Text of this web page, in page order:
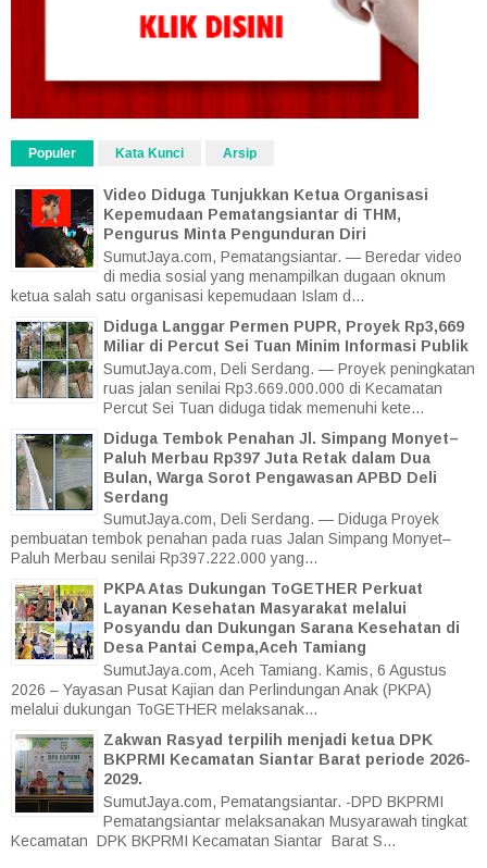
Populer Kata Kunci Arsip
Video Diduga Tunjukkan Ketua Organisasi
Kepemudaan Pematangsiantar di THM,
Pengurus Minta Pengunduran Diri
SumutJaya.com, Pematangsiantar. — Beredar video
di media sosial yang menampilkan dugaan oknum
ketua salah satu organisasi kepemudaan Islam d...
Diduga Langgar Permen PUPR, Proyek Rp3,669
Miliar di Percut Sei Tuan Minim Informasi Publik
SumutJaya.com, Deli Serdang. — Proyek peningkatan
ruas jalan senilai Rp3.669.000.000 di Kecamatan
Percut Sei Tuan diduga tidak memenuhi kete...
Diduga Tembok Penahan Jl. Simpang Monyet–
Paluh Merbau Rp397 Juta Retak dalam Dua
Bulan, Warga Sorot Pengawasan APBD Deli
Serdang
SumutJaya.com, Deli Serdang. — Diduga Proyek
pembuatan tembok penahan pada ruas Jalan Simpang Monyet–
Paluh Merbau senilai Rp397.222.000 yang...
PKPA Atas Dukungan ToGETHER Perkuat
Layanan Kesehatan Masyarakat melalui
Posyandu dan Dukungan Sarana Kesehatan di
Desa Pantai Cempa,Aceh Tamiang
SumutJaya.com, Aceh Tamiang. Kamis, 6 Agustus
2026 – Yayasan Pusat Kajian dan Perlindungan Anak (PKPA)
melalui dukungan ToGETHER melaksanak...
Zakwan Rasyad terpilih menjadi ketua DPK
BKPRMI Kecamatan Siantar Barat periode 2026-
2029.
SumutJaya.com, Pematangsiantar. -DPD BKPRMI
Pematangsiantar melaksanakan Musyarawah tingkat
Kecamatan DPK BKPRMI Kecamatan Siantar Barat S...